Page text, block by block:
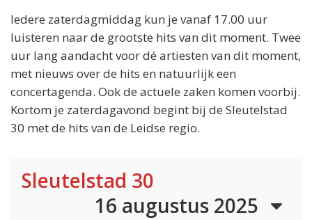
Iedere zaterdagmiddag kun je vanaf 17.00 uur
luisteren naar de grootste hits van dit moment. Twee
uur lang aandacht voor dé artiesten van dit moment,
met nieuws over de hits en natuurlijk een
concertagenda. Ook de actuele zaken komen voorbij.
Kortom je zaterdagavond begint bij de Sleutelstad
30 met de hits van de Leidse regio.
Sleutelstad 30
16 augustus 2025